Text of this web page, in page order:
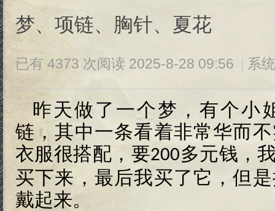
梦、项链、胸针、夏花
已有 4373 次阅读 2025-8-28 09:56 系
昨天做了一个梦，有个小
链，其中一条看着非常华而
衣服很搭配，要200多元钱，
买下来，最后我买了它，但
戴起来。